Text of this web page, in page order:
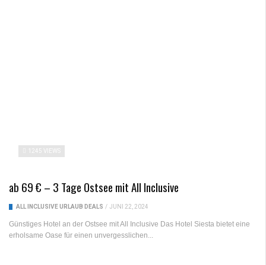
1245 VIEWS
ab 69 € – 3 Tage Ostsee mit All Inclusive
ALL INCLUSIVE URLAUB DEALS / JUNI 22, 2024
Günstiges Hotel an der Ostsee mit All Inclusive Das Hotel Siesta bietet eine
erholsame Oase für einen unvergesslichen...